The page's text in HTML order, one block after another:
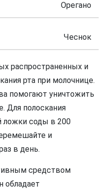
Орегано
Чеснок
распространенных и
рта при молочнице.
помогают уничтожить
Для полоскания
ложки соды в 200
и
в день.
средством
обладает